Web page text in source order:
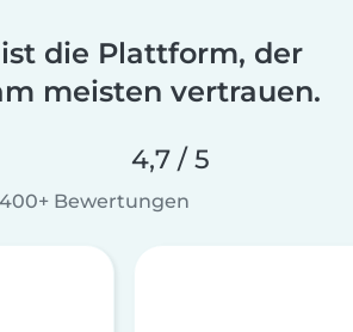
die Plattform, der
meisten vertrauen.
4,7 / 5
Bewertungen